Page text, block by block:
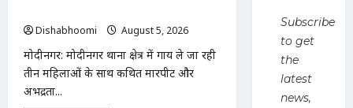
Dishabhoomi
August 5, 2026
मोदीनगर: मोदीनगर थाना क्षेत्र में गाय ले जा रही
तीन महिलाओं के साथ कथित मारपीट और
अभद्रता...
Subscribe
to get
the
latest
news,